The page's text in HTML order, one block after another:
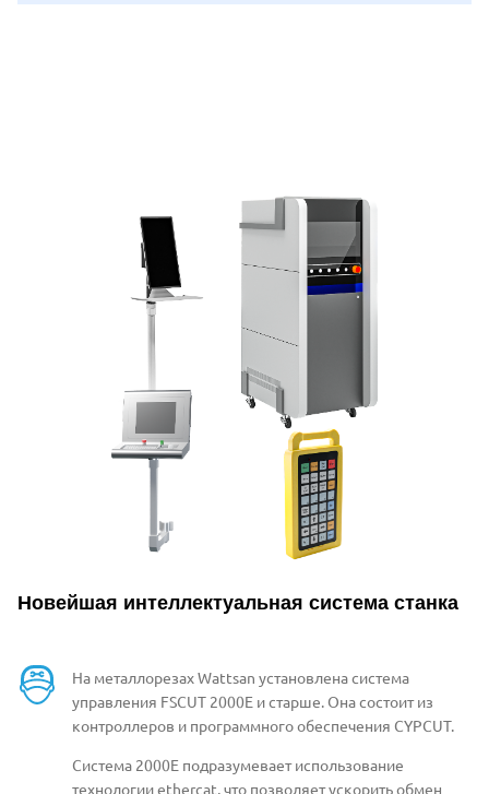
Новейшая интеллектуальная система станка
На металлорезах Wattsan установлена система
управления FSCUT 2000E и старше. Она состоит из
контроллеров и программного обеспечения CYPCUT.
Система 2000Е подразумевает использование
технологии ethercat, что позволяет ускорить обмен